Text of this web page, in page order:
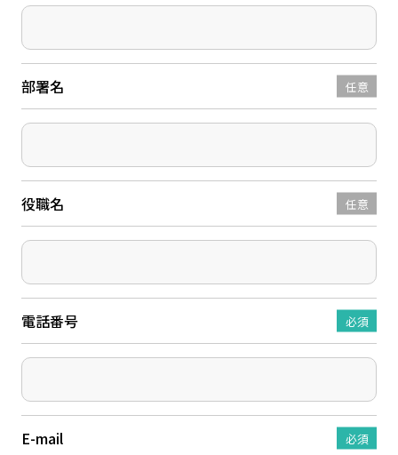
部署名 任意
役職名 任意
電話番号 必須
E-mail 必須